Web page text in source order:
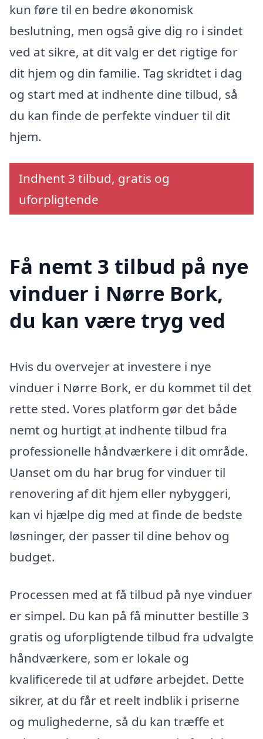
kun føre til en bedre økonomisk
beslutning, men også give dig ro i sindet
ved at sikre, at dit valg er det rigtige for
dit hjem og din familie. Tag skridtet i dag
og start med at indhente dine tilbud, så
du kan finde de perfekte vinduer til dit
hjem.
Indhent 3 tilbud, gratis og
uforpligtende
Få nemt 3 tilbud på nye
vinduer i Nørre Bork,
du kan være tryg ved
Hvis du overvejer at investere i nye
vinduer i Nørre Bork, er du kommet til det
rette sted. Vores platform gør det både
nemt og hurtigt at indhente tilbud fra
professionelle håndværkere i dit område.
Uanset om du har brug for vinduer til
renovering af dit hjem eller nybyggeri,
kan vi hjælpe dig med at finde de bedste
løsninger, der passer til dine behov og
budget.
Processen med at få tilbud på nye vinduer
er simpel. Du kan på få minutter bestille 3
gratis og uforpligtende tilbud fra udvalgte
håndværkere, som er lokale og
kvalificerede til at udføre arbejdet. Dette
sikrer, at du får et reelt indblik i priserne
og mulighederne, så du kan træffe et